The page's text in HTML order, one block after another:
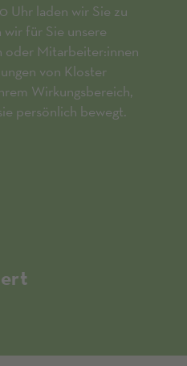
Uhr laden wir Sie zu
für Sie unsere
oder Mitarbeiter:innen
von Kloster
Wirkungsbereich,
persönlich bewegt.